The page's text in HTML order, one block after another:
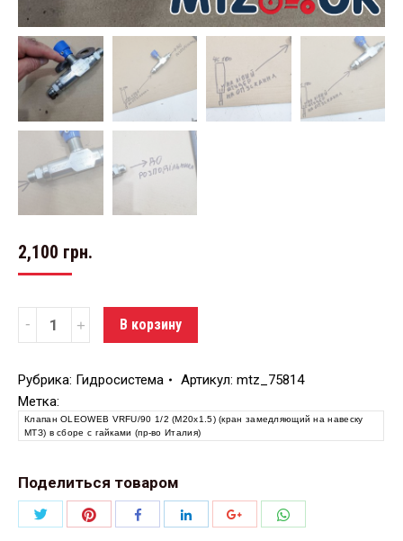
2,100 грн.
Количество В корзину
Рубрика: Гидросистема Артикул: mtz_75814
Метка:
Клапан OLEOWEB VRFU/90 1/2 (М20х1.5) (кран замедляющий на навеску
МТЗ) в сборе с гайками (пр-во Италия)
Поделиться товаром
ПоделитьсяПоделитьсяПоделитьсяПоделитьсяПоделиться